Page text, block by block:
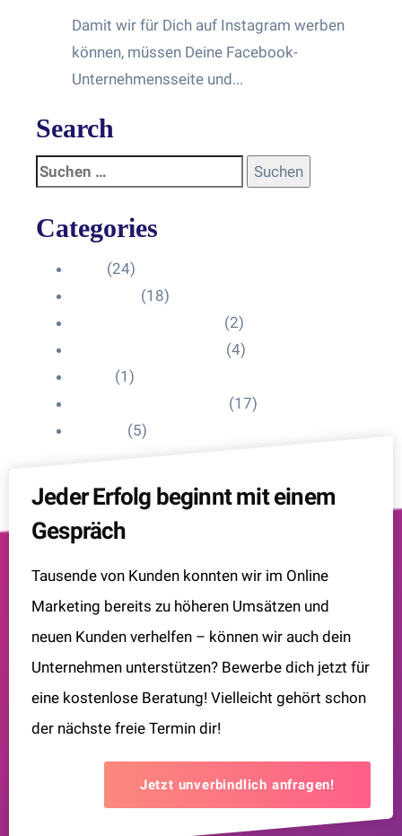
Damit wir für Dich auf Instagram werben
können, müssen Deine Facebook-
Unternehmensseite und...
Search
Categories
(24)
(18)
(2)
(4)
(1)
(17)
(5)
Jeder Erfolg beginnt mit einem
Gespräch
Tausende von Kunden konnten wir im Online
Marketing bereits zu höheren Umsätzen und
neuen Kunden verhelfen – können wir auch dein
Unternehmen unterstützen? Bewerbe dich jetzt für
eine kostenlose Beratung! Vielleicht gehört schon
der nächste freie Termin dir!
Jetzt unverbindlich anfragen!